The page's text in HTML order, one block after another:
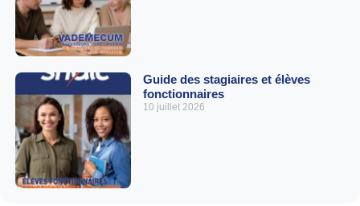
Guide des stagiaires et élèves
fonctionnaires
10 juillet 2026